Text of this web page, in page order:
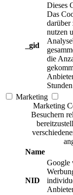
_gid
Dieses
Das
darüber
nutzen
die
Stunden
Marketing
Marketing
Besuchern
Name
NID
Google